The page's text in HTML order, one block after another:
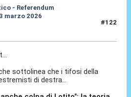
- Referendum
marzo 2026
#122
sottolinea che i tifosi della
di destra...